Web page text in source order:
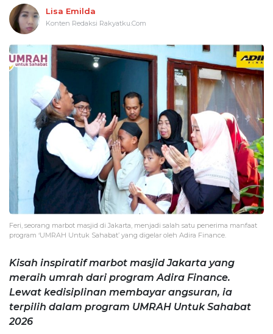
Lisa Emilda
Konten Redaksi Rakyatku.Com
Feri, seorang marbot masjid di Jakarta, menjadi salah satu penerima manfaat
program ‘UMRAH Untuk Sahabat’ yang digelar oleh Adira Finance.
Kisah inspiratif marbot masjid Jakarta yang
meraih umrah dari program Adira Finance.
Lewat kedisiplinan membayar angsuran, ia
terpilih dalam program UMRAH Untuk Sahabat
2026